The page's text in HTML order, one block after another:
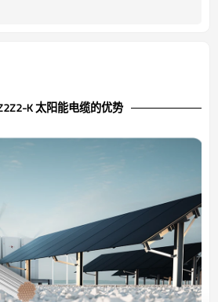
K 太阳能电缆的优势